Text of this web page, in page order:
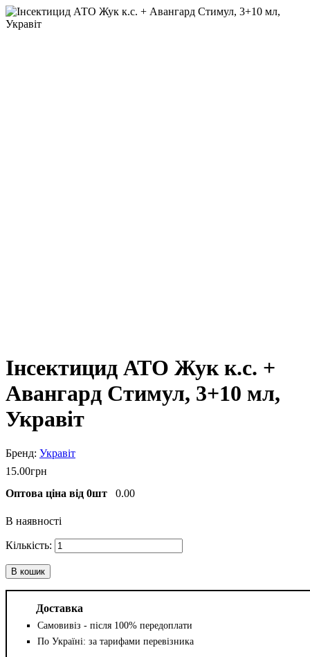
Інсектицид АТО Жук к.с. +
Авангард Стимул, 3+10 мл,
Укравіт
Укравіт
15.00грн
Оптова ціна від 0шт
0.00
В наявності
В кошик
Доставка
Самовивіз - після 100% передоплати
По Україні: за тарифами перевізника